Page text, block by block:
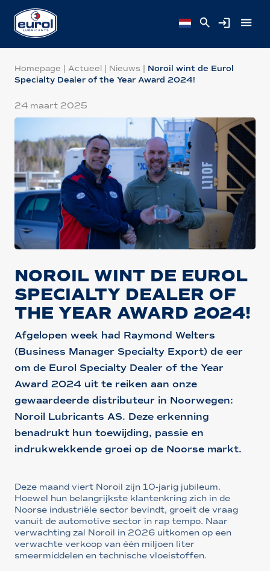
Homepage | Actueel | Nieuws | Noroil wint de Eurol
Specialty Dealer of the Year Award 2024!
24 maart 2025
NOROIL WINT DE EUROL
SPECIALTY DEALER OF
THE YEAR AWARD 2024!
Afgelopen week had Raymond Welters
(Business Manager Specialty Export) de eer
om de Eurol Specialty Dealer of the Year
Award 2024 uit te reiken aan onze
gewaardeerde distributeur in Noorwegen:
Noroil Lubricants AS. Deze erkenning
benadrukt hun toewijding, passie en
indrukwekkende groei op de Noorse markt.
Deze maand viert Noroil zijn 10-jarig jubileum.
Hoewel hun belangrijkste klantenkring zich in de
Noorse industriële sector bevindt, groeit de vraag
vanuit de automotive sector in rap tempo. Naar
verwachting zal Noroil in 2026 uitkomen op een
verwachte verkoop van één miljoen liter
smeermiddelen en technische vloeistoffen.